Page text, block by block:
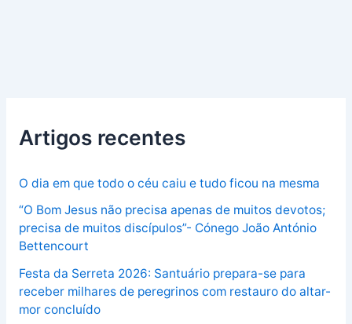
Artigos recentes
O dia em que todo o céu caiu e tudo ficou na mesma
“O Bom Jesus não precisa apenas de muitos devotos;
precisa de muitos discípulos”- Cónego João António
Bettencourt
Festa da Serreta 2026: Santuário prepara-se para
receber milhares de peregrinos com restauro do altar-
mor concluído